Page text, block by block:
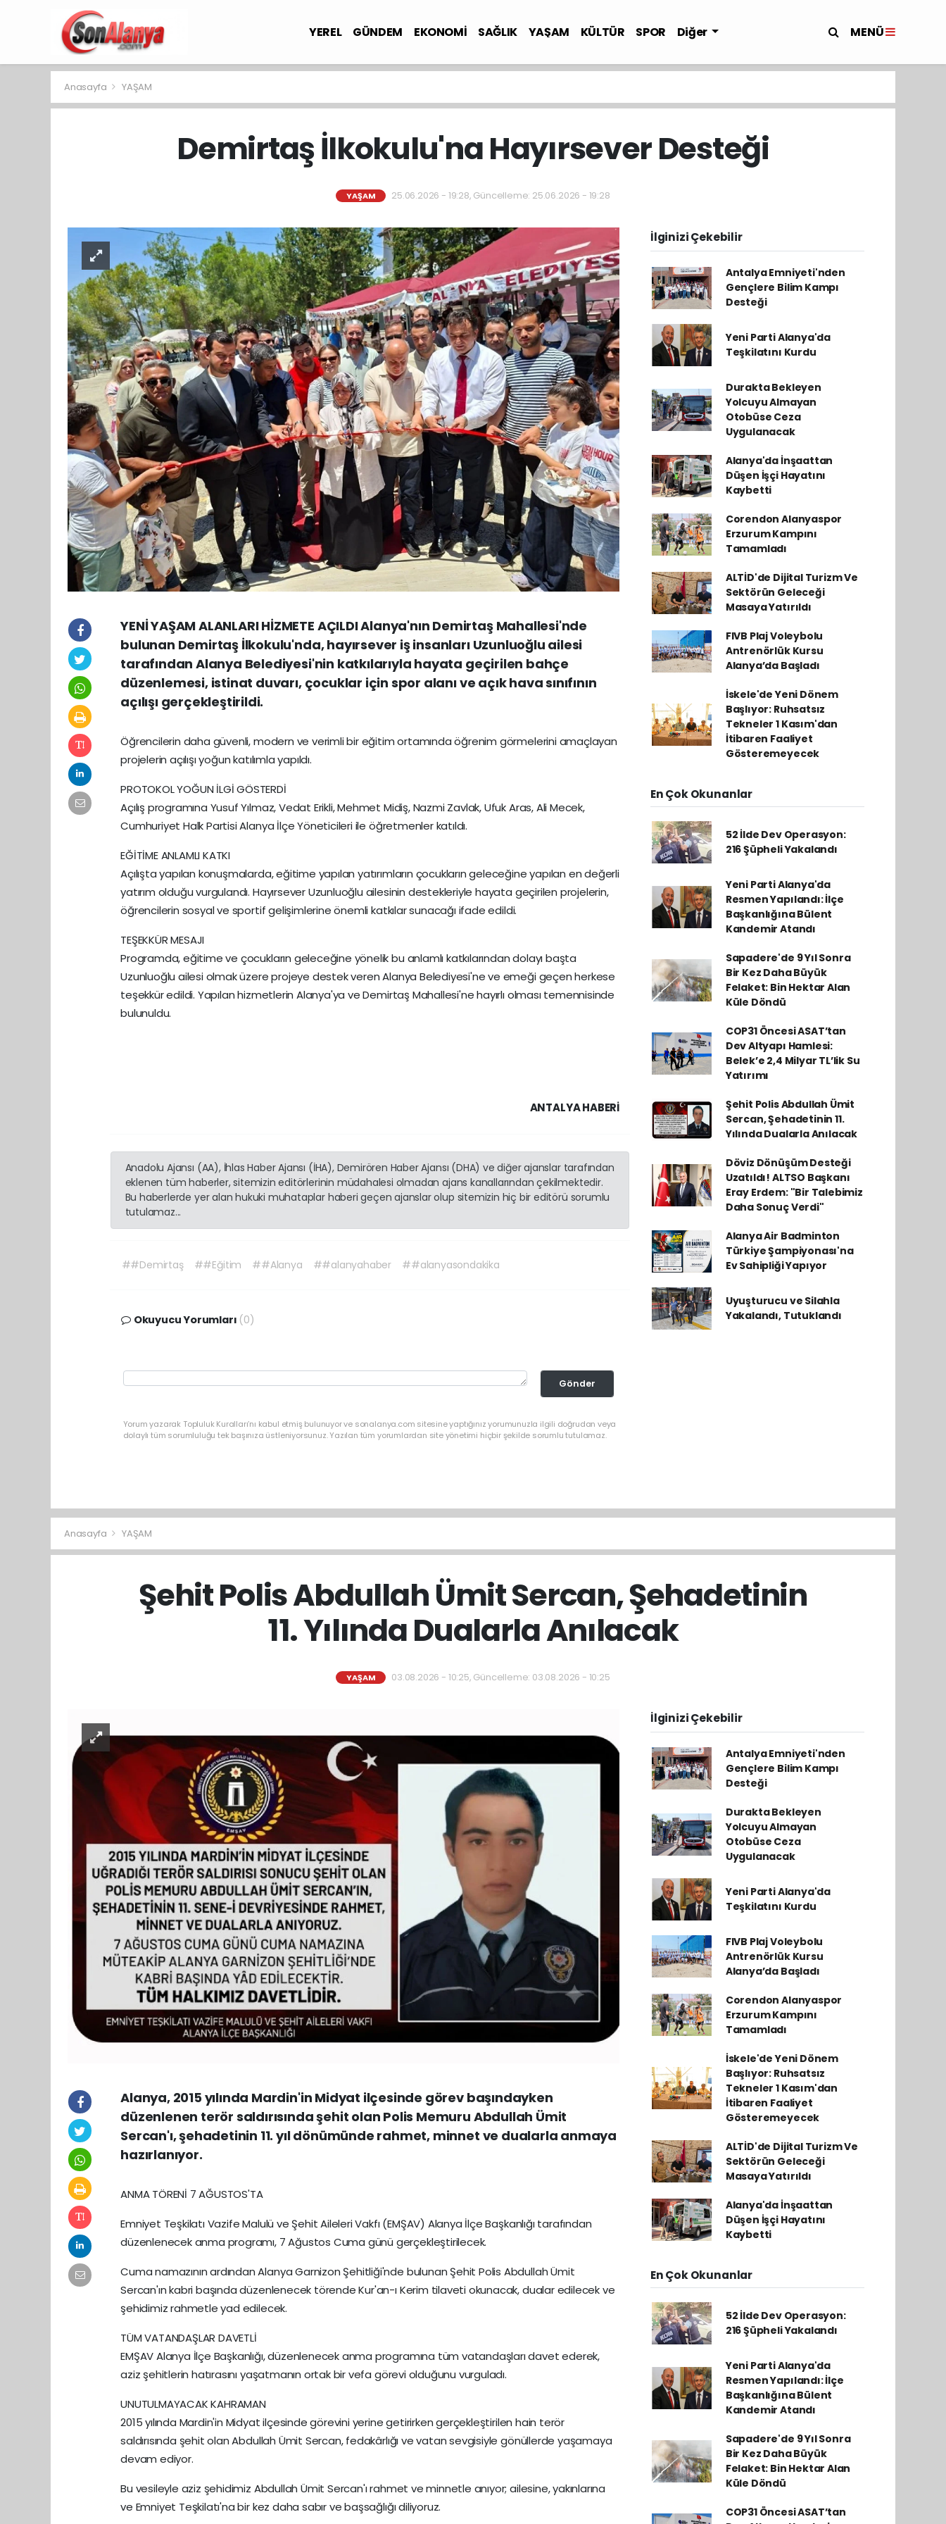
YEREL GÜNDEM EKONOMİ SAĞLIK YAŞAM KÜLTÜR SPOR Diğer MENÜ
Anasayfa YAŞAM
Demirtaş İlkokulu'na Hayırsever Desteği
YAŞAM 25.06.2026 - 19:28, Güncelleme: 25.06.2026 - 19:28
YENİ YAŞAM ALANLARI HİZMETE AÇILDI Alanya'nın Demirtaş Mahallesi'nde
bulunan Demirtaş İlkokulu'nda, hayırsever iş insanları Uzunluoğlu ailesi
tarafından Alanya Belediyesi'nin katkılarıyla hayata geçirilen bahçe
düzenlemesi, istinat duvarı, çocuklar için spor alanı ve açık hava sınıfının
açılışı gerçekleştirildi.
Öğrencilerin daha güvenli, modern ve verimli bir eğitim ortamında öğrenim görmelerini amaçlayan
projelerin açılışı yoğun katılımla yapıldı.
PROTOKOL YOĞUN İLGİ GÖSTERDİ
Açılış programına Yusuf Yılmaz, Vedat Erikli, Mehmet Midiş, Nazmi Zavlak, Ufuk Aras, Ali Mecek,
Cumhuriyet Halk Partisi Alanya İlçe Yöneticileri ile öğretmenler katıldı.
EĞİTİME ANLAMLI KATKI
Açılışta yapılan konuşmalarda, eğitime yapılan yatırımların çocukların geleceğine yapılan en değerli
yatırım olduğu vurgulandı. Hayırsever Uzunluoğlu ailesinin destekleriyle hayata geçirilen projelerin,
öğrencilerin sosyal ve sportif gelişimlerine önemli katkılar sunacağı ifade edildi.
TEŞEKKÜR MESAJI
Programda, eğitime ve çocukların geleceğine yönelik bu anlamlı katkılarından dolayı başta
Uzunluoğlu ailesi olmak üzere projeye destek veren Alanya Belediyesi'ne ve emeği geçen herkese
teşekkür edildi. Yapılan hizmetlerin Alanya'ya ve Demirtaş Mahallesi'ne hayırlı olması temennisinde
bulunuldu.
ANTALYA HABERİ
Anadolu Ajansı (AA), İhlas Haber Ajansı (İHA), Demirören Haber Ajansı (DHA) ve diğer ajanslar tarafından
eklenen tüm haberler, sitemizin editörlerinin müdahalesi olmadan ajans kanallarından çekilmektedir.
Bu haberlerde yer alan hukuki muhataplar haberi geçen ajanslar olup sitemizin hiç bir editörü sorumlu
tutulamaz...
##Demirtaş ##Eğitim ##Alanya ##alanyahaber ##alanyasondakika
Okuyucu Yorumları (0)
Gönder
Yorum yazarak Topluluk Kuralları’nı kabul etmiş bulunuyor ve sonalanya.com sitesine yaptığınız yorumunuzla ilgili doğrudan veya
dolaylı tüm sorumluluğu tek başınıza üstleniyorsunuz. Yazılan tüm yorumlardan site yönetimi hiçbir şekilde sorumlu tutulamaz.
İlginizi Çekebilir
Antalya Emniyeti'nden
Gençlere Bilim Kampı
Desteği
Yeni Parti Alanya'da
Teşkilatını Kurdu
Durakta Bekleyen
Yolcuyu Almayan
Otobüse Ceza
Uygulanacak
Alanya'da İnşaattan
Düşen İşçi Hayatını
Kaybetti
Corendon Alanyaspor
Erzurum Kampını
Tamamladı
ALTİD'de Dijital Turizm Ve
Sektörün Geleceği
Masaya Yatırıldı
FIVB Plaj Voleybolu
Antrenörlük Kursu
Alanya’da Başladı
İskele'de Yeni Dönem
Başlıyor: Ruhsatsız
Tekneler 1 Kasım'dan
İtibaren Faaliyet
Gösteremeyecek
En Çok Okunanlar
52 İlde Dev Operasyon:
216 Şüpheli Yakalandı
Yeni Parti Alanya'da
Resmen Yapılandı: İlçe
Başkanlığına Bülent
Kandemir Atandı
Sapadere'de 9 Yıl Sonra
Bir Kez Daha Büyük
Felaket: Bin Hektar Alan
Küle Döndü
COP31 Öncesi ASAT’tan
Dev Altyapı Hamlesi:
Belek’e 2,4 Milyar TL’lik Su
Yatırımı
Şehit Polis Abdullah Ümit
Sercan, Şehadetinin 11.
Yılında Dualarla Anılacak
Döviz Dönüşüm Desteği
Uzatıldı! ALTSO Başkanı
Eray Erdem: "Bir Talebimiz
Daha Sonuç Verdi"
Alanya Air Badminton
Türkiye Şampiyonası'na
Ev Sahipliği Yapıyor
Uyuşturucu ve Silahla
Yakalandı, Tutuklandı
Anasayfa YAŞAM
Şehit Polis Abdullah Ümit Sercan, Şehadetinin
11. Yılında Dualarla Anılacak
YAŞAM 03.08.2026 - 10:25, Güncelleme: 03.08.2026 - 10:25
Alanya, 2015 yılında Mardin'in Midyat ilçesinde görev başındayken
düzenlenen terör saldırısında şehit olan Polis Memuru Abdullah Ümit
Sercan'ı, şehadetinin 11. yıl dönümünde rahmet, minnet ve dualarla anmaya
hazırlanıyor.
ANMA TÖRENİ 7 AĞUSTOS'TA
Emniyet Teşkilatı Vazife Malulü ve Şehit Aileleri Vakfı (EMŞAV) Alanya İlçe Başkanlığı tarafından
düzenlenecek anma programı, 7 Ağustos Cuma günü gerçekleştirilecek.
Cuma namazının ardından Alanya Garnizon Şehitliği'nde bulunan Şehit Polis Abdullah Ümit
Sercan'ın kabri başında düzenlenecek törende Kur'an-ı Kerim tilaveti okunacak, dualar edilecek ve
şehidimiz rahmetle yad edilecek.
TÜM VATANDAŞLAR DAVETLİ
EMŞAV Alanya İlçe Başkanlığı, düzenlenecek anma programına tüm vatandaşları davet ederek,
aziz şehitlerin hatırasını yaşatmanın ortak bir vefa görevi olduğunu vurguladı.
UNUTULMAYACAK KAHRAMAN
2015 yılında Mardin'in Midyat ilçesinde görevini yerine getirirken gerçekleştirilen hain terör
saldırısında şehit olan Abdullah Ümit Sercan, fedakârlığı ve vatan sevgisiyle gönüllerde yaşamaya
devam ediyor.
Bu vesileyle aziz şehidimiz Abdullah Ümit Sercan'ı rahmet ve minnetle anıyor; ailesine, yakınlarına
ve Emniyet Teşkilatı'na bir kez daha sabır ve başsağlığı diliyoruz.
İlginizi Çekebilir
Antalya Emniyeti'nden
Gençlere Bilim Kampı
Desteği
Durakta Bekleyen
Yolcuyu Almayan
Otobüse Ceza
Uygulanacak
Yeni Parti Alanya'da
Teşkilatını Kurdu
FIVB Plaj Voleybolu
Antrenörlük Kursu
Alanya’da Başladı
Corendon Alanyaspor
Erzurum Kampını
Tamamladı
İskele'de Yeni Dönem
Başlıyor: Ruhsatsız
Tekneler 1 Kasım'dan
İtibaren Faaliyet
Gösteremeyecek
ALTİD'de Dijital Turizm Ve
Sektörün Geleceği
Masaya Yatırıldı
Alanya'da İnşaattan
Düşen İşçi Hayatını
Kaybetti
En Çok Okunanlar
52 İlde Dev Operasyon:
216 Şüpheli Yakalandı
Yeni Parti Alanya'da
Resmen Yapılandı: İlçe
Başkanlığına Bülent
Kandemir Atandı
Sapadere'de 9 Yıl Sonra
Bir Kez Daha Büyük
Felaket: Bin Hektar Alan
Küle Döndü
COP31 Öncesi ASAT’tan